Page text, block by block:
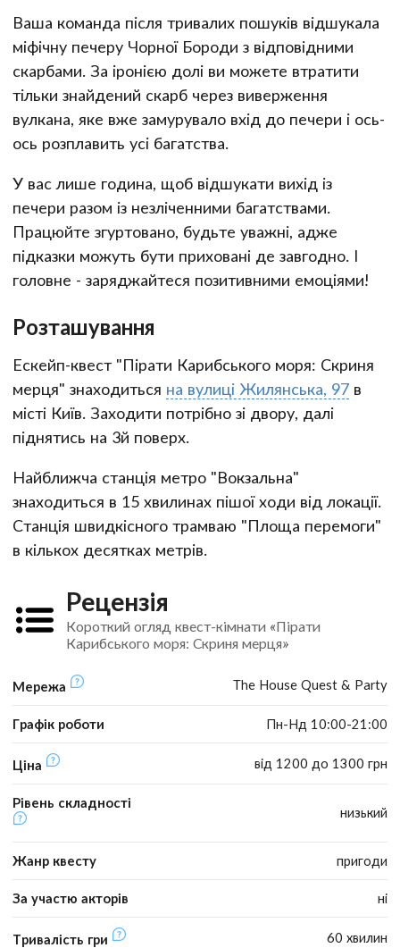
Ваша команда після тривалих пошуків відшукала
міфічну печеру Чорної Бороди з відповідними
скарбами. За іронією долі ви можете втратити
тільки знайдений скарб через виверження
вулкана, яке вже замурувало вхід до печери і ось-
ось розплавить усі багатства.
У вас лише година, щоб відшукати вихід із
печери разом із незліченними багатствами.
Працюйте згуртовано, будьте уважні, адже
підказки можуть бути приховані де завгодно. І
головне - заряджайтеся позитивними емоціями!
Розташування
Ескейп-квест "Пірати Карибського моря: Скриня
мерця" знаходиться на вулиці Жилянська, 97 в
місті Київ. Заходити потрібно зі двору, далі
піднятись на 3й поверх.
Найближча станція метро "Вокзальна"
знаходиться в 15 хвилинах пішої ходи від локації.
Станція швидкісного трамваю "Площа перемоги"
в кількох десятках метрів.
Рецензія
Короткий огляд квест-кімнати «Пірати
Карибського моря: Скриня мерця»
Мережа The House Quest & Party
Графік роботи Пн-Нд 10:00-21:00
Ціна від 1200 до 1300 грн
Рівень складності
низький
Жанр квесту пригоди
За участю акторів ні
Тривалість гри 60 хвилин